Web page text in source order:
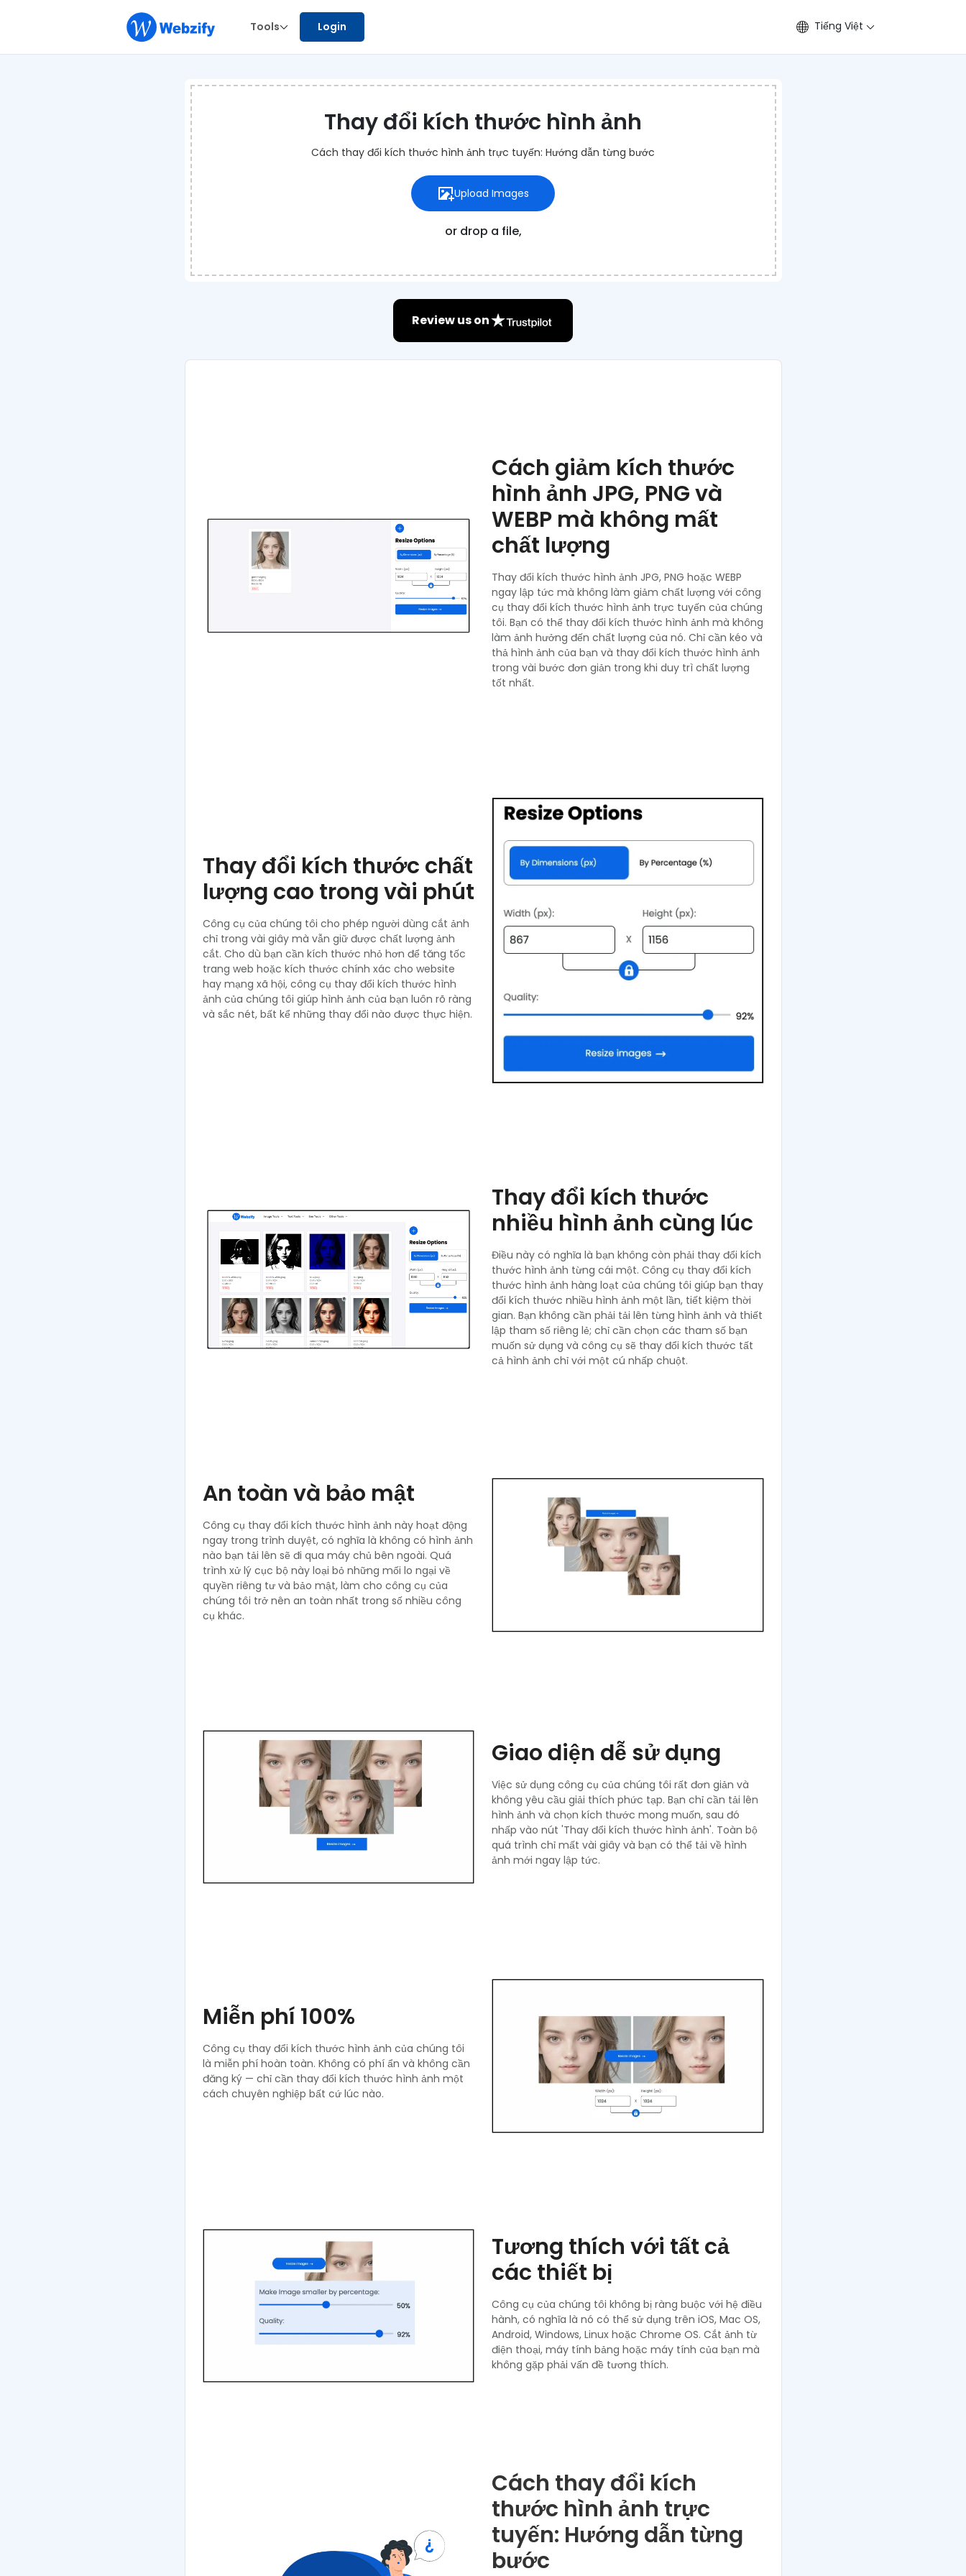
Tools Login Tiếng Việt
Thay đổi kích thước hình ảnh
Cách thay đổi kích thước hình ảnh trực tuyến: Hướng dẫn từng bước
Upload Images
or drop a file,
Review us on
Cách giảm kích thước
hình ảnh JPG, PNG và
WEBP mà không mất
chất lượng
Thay đổi kích thước hình ảnh JPG, PNG hoặc WEBP
ngay lập tức mà không làm giảm chất lượng với công
cụ thay đổi kích thước hình ảnh trực tuyến của chúng
tôi. Bạn có thể thay đổi kích thước hình ảnh mà không
làm ảnh hưởng đến chất lượng của nó. Chỉ cần kéo và
thả hình ảnh của bạn và thay đổi kích thước hình ảnh
trong vài bước đơn giản trong khi duy trì chất lượng
tốt nhất.
Thay đổi kích thước chất
lượng cao trong vài phút
Công cụ của chúng tôi cho phép người dùng cắt ảnh
chỉ trong vài giây mà vẫn giữ được chất lượng ảnh
cắt. Cho dù bạn cần kích thước nhỏ hơn để tăng tốc
trang web hoặc kích thước chính xác cho website
hay mạng xã hội, công cụ thay đổi kích thước hình
ảnh của chúng tôi giúp hình ảnh của bạn luôn rõ ràng
và sắc nét, bất kể những thay đổi nào được thực hiện.
Thay đổi kích thước
nhiều hình ảnh cùng lúc
Điều này có nghĩa là bạn không còn phải thay đổi kích
thước hình ảnh từng cái một. Công cụ thay đổi kích
thước hình ảnh hàng loạt của chúng tôi giúp bạn thay
đổi kích thước nhiều hình ảnh một lần, tiết kiệm thời
gian. Bạn không cần phải tải lên từng hình ảnh và thiết
lập tham số riêng lẻ; chỉ cần chọn các tham số bạn
muốn sử dụng và công cụ sẽ thay đổi kích thước tất
cả hình ảnh chỉ với một cú nhấp chuột.
An toàn và bảo mật
Công cụ thay đổi kích thước hình ảnh này hoạt động
ngay trong trình duyệt, có nghĩa là không có hình ảnh
nào bạn tải lên sẽ đi qua máy chủ bên ngoài. Quá
trình xử lý cục bộ này loại bỏ những mối lo ngại về
quyền riêng tư và bảo mật, làm cho công cụ của
chúng tôi trở nên an toàn nhất trong số nhiều công
cụ khác.
Giao diện dễ sử dụng
Việc sử dụng công cụ của chúng tôi rất đơn giản và
không yêu cầu giải thích phức tạp. Bạn chỉ cần tải lên
hình ảnh và chọn kích thước mong muốn, sau đó
nhấp vào nút 'Thay đổi kích thước hình ảnh'. Toàn bộ
quá trình chỉ mất vài giây và bạn có thể tải về hình
ảnh mới ngay lập tức.
Miễn phí 100%
Công cụ thay đổi kích thước hình ảnh của chúng tôi
là miễn phí hoàn toàn. Không có phí ẩn và không cần
đăng ký — chỉ cần thay đổi kích thước hình ảnh một
cách chuyên nghiệp bất cứ lúc nào.
Tương thích với tất cả
các thiết bị
Công cụ của chúng tôi không bị ràng buộc với hệ điều
hành, có nghĩa là nó có thể sử dụng trên iOS, Mac OS,
Android, Windows, Linux hoặc Chrome OS. Cắt ảnh từ
điện thoại, máy tính bảng hoặc máy tính của bạn mà
không gặp phải vấn đề tương thích.
Cách thay đổi kích
thước hình ảnh trực
tuyến: Hướng dẫn từng
bước